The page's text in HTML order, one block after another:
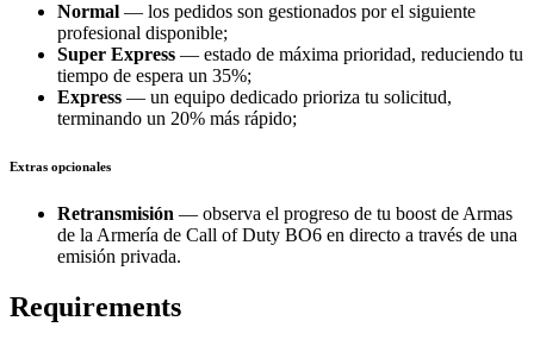
Normal — los pedidos son gestionados por el siguiente
profesional disponible;
Super Express — estado de máxima prioridad, reduciendo tu
tiempo de espera un 35%;
Express — un equipo dedicado prioriza tu solicitud,
terminando un 20% más rápido;
Extras opcionales
Retransmisión — observa el progreso de tu boost de Armas
de la Armería de Call of Duty BO6 en directo a través de una
emisión privada.
Requirements